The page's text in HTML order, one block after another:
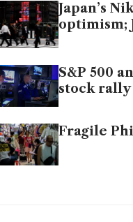
Japan’s
optimism;
S&P 500
stock rally
Fragile